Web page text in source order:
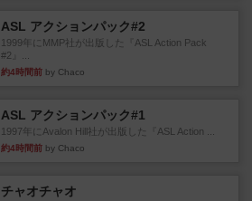
ASL アクションパック#2
1999年にMMP社が出版した『ASL Action Pack
#2』...
約4時間前 by Chaco
ASL アクションパック#1
1997年にAvalon Hill社が出版した『ASL Action ...
約4時間前 by Chaco
チャオチャオ